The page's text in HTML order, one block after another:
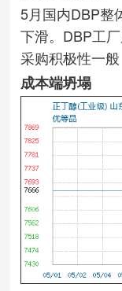
5月国内DBP整
下滑。DBP工
采购积极性一般
成本端坍塌